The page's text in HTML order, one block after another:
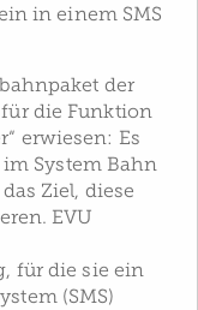
in einem SMS
der
die Funktion
erwiesen: Es
System Bahn
Ziel, diese
EVU
für die sie ein
(SMS)